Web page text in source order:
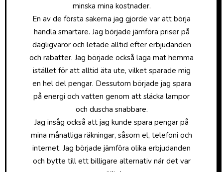
minska mina kostnader.
En av de första sakerna jag gjorde var att börja
handla smartare. Jag började jämföra priser på
dagligvaror och letade alltid efter erbjudanden
och rabatter. Jag började också laga mat hemma
istället för att alltid äta ute, vilket sparade mig
en hel del pengar. Dessutom började jag spara
på energi och vatten genom att släcka lampor
och duscha snabbare.
Jag insåg också att jag kunde spara pengar på
mina månatliga räkningar, såsom el, telefoni och
internet. Jag började jämföra olika erbjudanden
och bytte till ett billigare alternativ när det var